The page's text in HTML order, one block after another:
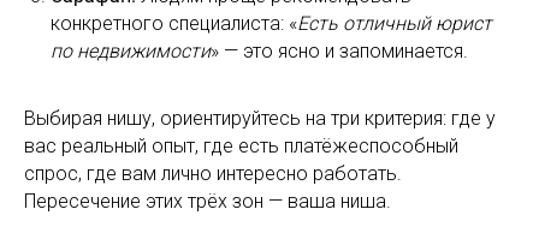
конкретного специалиста: «Есть отличный юрист
по недвижимости» — это ясно и запоминается.
Выбирая нишу, ориентируйтесь на три критерия: где у
вас реальный опыт, где есть платёжеспособный
спрос, где вам лично интересно работать.
Пересечение этих трёх зон — ваша ниша.